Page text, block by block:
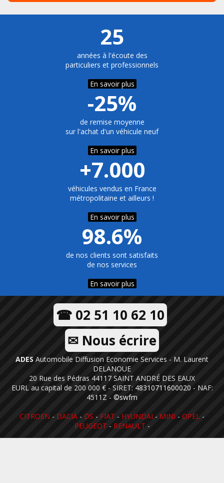
25
années à l'écoute des
particuliers et professionnels
En savoir plus
-25%
de remise moyenne
sur l'achat d'un véhicule neuf
En savoir plus
+7.000
véhicules vendus en France
métropolitaine et ailleurs !
En savoir plus
98.6%
de nos clients sont satisfaits
de nos services
En savoir plus
☎ 02 51 10 62 10
✉ Nous écrire
ADES Automobile Diffusion Economie Services - M. Laurent
DELANOUE
20 Rue des Pédras 44117 SAINT ANDRÉ DES EAUX
EURL au capital de 200 000 € - SIRET: 48310711600020 - NAF:
4511Z - ©swfm
CITROEN - DACIA - DS - FIAT - HYUNDAI - MINI - OPEL -
PEUGEOT - RENAULT -